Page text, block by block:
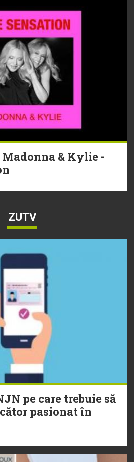
Madonna & Kylie -
ZUTV
pe care trebuie să
pasionat în